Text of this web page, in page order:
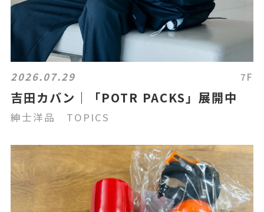
2026.07.29 7F
吉田カバン｜「POTR PACKS」展開中
紳士洋品 TOPICS